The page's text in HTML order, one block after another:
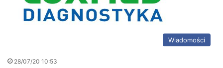
Wiadomości
28/07/20 10:53